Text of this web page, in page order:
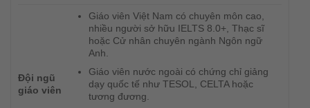
Đội ngũ
giáo viên
Giáo viên Việt Nam có chuyên môn cao,
nhiều người sở hữu IELTS 8.0+, Thạc sĩ
hoặc Cử nhân chuyên ngành Ngôn ngữ
Anh.
Giáo viên nước ngoài có chứng chỉ giảng
dạy quốc tế như TESOL, CELTA hoặc
tương đương.